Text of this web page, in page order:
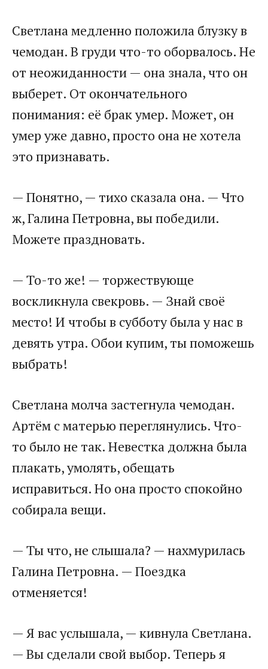
Светлана медленно положила блузку в
чемодан. В груди что-то оборвалось. Не
от неожиданности — она знала, что он
выберет. От окончательного
понимания: её брак умер. Может, он
умер уже давно, просто она не хотела
это признавать.
— Понятно, — тихо сказала она. — Что
ж, Галина Петровна, вы победили.
Можете праздновать.
— То-то же! — торжествующе
воскликнула свекровь. — Знай своё
место! И чтобы в субботу была у нас в
девять утра. Обои купим, ты поможешь
выбрать!
Светлана молча застегнула чемодан.
Артём с матерью переглянулись. Что-
то было не так. Невестка должна была
плакать, умолять, обещать
исправиться. Но она просто спокойно
собирала вещи.
— Ты что, не слышала? — нахмурилась
Галина Петровна. — Поездка
отменяется!
— Я вас услышала, — кивнула Светлана.
— Вы сделали свой выбор. Теперь я